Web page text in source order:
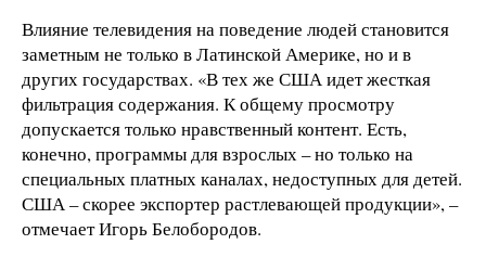
Влияние телевидения на поведение людей становится
заметным не только в Латинской Америке, но и в
других государствах. «В тех же США идет жесткая
фильтрация содержания. К общему просмотру
допускается только нравственный контент. Есть,
конечно, программы для взрослых – но только на
специальных платных каналах, недоступных для детей.
США – скорее экспортер растлевающей продукции», –
отмечает Игорь Белобородов.